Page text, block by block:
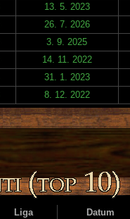
13. 5. 2023
26. 7. 2026
3. 9. 2025
14. 11. 2022
31. 1. 2023
8. 12. 2022
Liga Datum